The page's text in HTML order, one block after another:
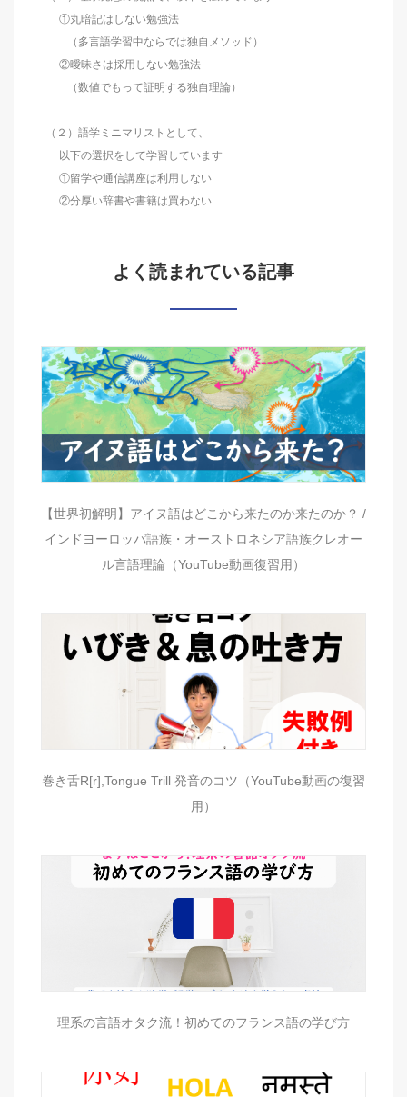
①丸暗記はしない勉強法
（多言語学習中ならでは独自メソッド）
②曖昧さは採用しない勉強法
（数値でもって証明する独自理論）
（２）語学ミニマリストとして、
以下の選択をして学習しています
①留学や通信講座は利用しない
②分厚い辞書や書籍は買わない
よく読まれている記事
【世界初解明】アイヌ語はどこから来たのか来たのか？ /
インドヨーロッパ語族・オーストロネシア語族クレオー
ル言語理論（YouTube動画復習用）
巻き舌R[r],Tongue Trill 発音のコツ（YouTube動画の復習
用）
理系の言語オタク流！初めてのフランス語の学び方